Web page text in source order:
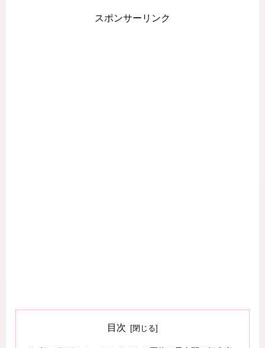
スポンサーリンク
目次